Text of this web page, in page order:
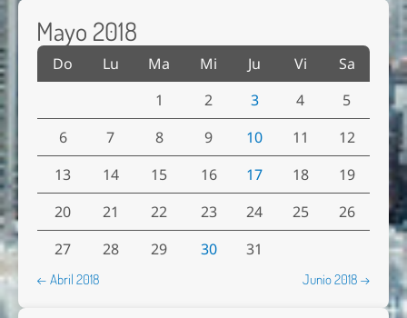
Mayo 2018
Do Lu Ma Mi Ju Vi
Sa
1
2 3 4
5
6
7 8 9 10 11
12
13
14 15 16 17 18
19
20
21 22 23 24 25
26
27
28 29 30 31
← Abril 2018 Junio 2018 →